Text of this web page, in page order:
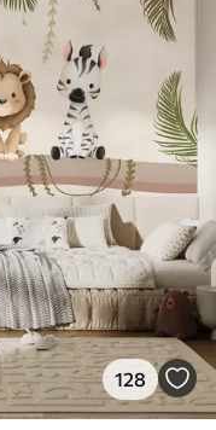
128